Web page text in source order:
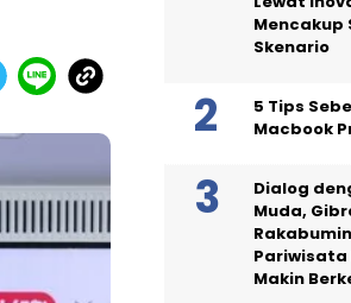
Mencakup
Skenario
5 Tips
Macbook
Dialog
Muda,
Pariwisata
Makin